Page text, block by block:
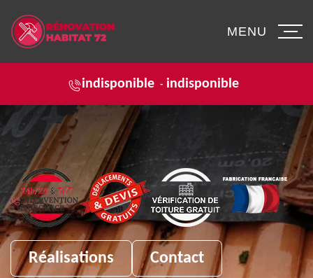
indisponible - indisponible
MENU
Réalisations Contact